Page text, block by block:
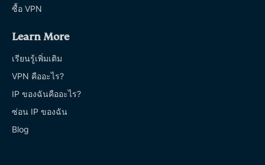
ซื้อ VPN
Learn More
เรียนรู้เพิ่มเติม
VPN คืออะไร?
IP ของฉันคืออะไร?
ซ่อน IP ของฉัน
Blog